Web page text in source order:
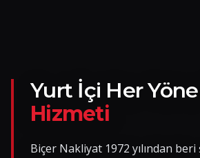
Nakliye Yük İlanları
Blog
İletişim
Yurt İçi Her Yöne
Hizmeti
Biçer Nakliyat 1972 yılından